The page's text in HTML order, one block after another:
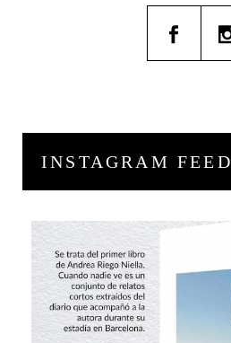
INSTAGRAM FEED